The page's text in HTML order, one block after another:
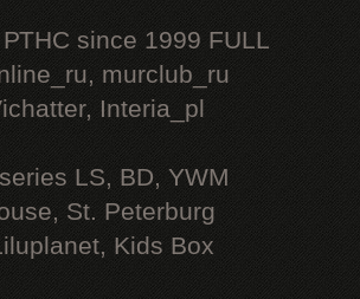
since 1999 FULL
murclub_ru
Interia_pl
LS, BD, YWM
St. Peterburg
Kids Box